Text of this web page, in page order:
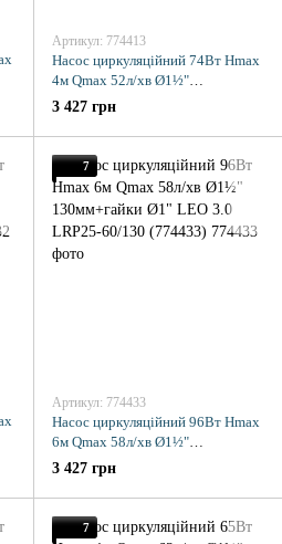
Артикул: 774413
Насос циркуляційний 74Вт Hmax
4м Qmax 52л/хв Ø1½"
130мм+гайки Ø1" LEO 3.0 LRP25-
40/130 (774413)
3 427 грн
7
Артикул: 774433
Насос циркуляційний 96Вт Hmax
6м Qmax 58л/хв Ø1½"
130мм+гайки Ø1" LEO 3.0 LRP25-
60/130 (774433)
3 427 грн
7